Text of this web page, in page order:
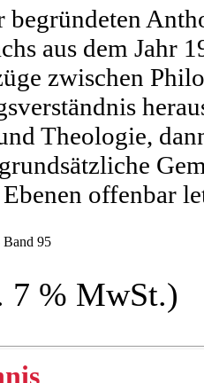
begründeten
aus dem Jahr
zwischen
Theologie,
offenbar
7 % MwSt.)